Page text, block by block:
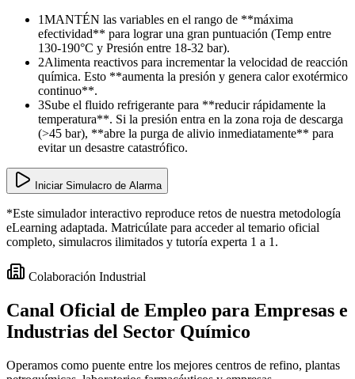
1MANTÉN las variables en el rango de **máxima
efectividad** para lograr una gran puntuación (Temp entre
130-190°C y Presión entre 18-32 bar).
2Alimenta reactivos para incrementar la velocidad de reacción
química. Esto **aumenta la presión y genera calor exotérmico
continuo**.
3Sube el fluido refrigerante para **reducir rápidamente la
temperatura**. Si la presión entra en la zona roja de descarga
(>45 bar), **abre la purga de alivio inmediatamente** para
evitar un desastre catastrófico.
Iniciar Simulacro de Alarma
*Este simulador interactivo reproduce retos de nuestra metodología
eLearning adaptada. Matricúlate para acceder al temario oficial
completo, simulacros ilimitados y tutoría experta 1 a 1.
Colaboración Industrial
Canal Oficial de Empleo para Empresas e
Industrias del Sector Químico
Operamos como puente entre los mejores centros de refino, plantas